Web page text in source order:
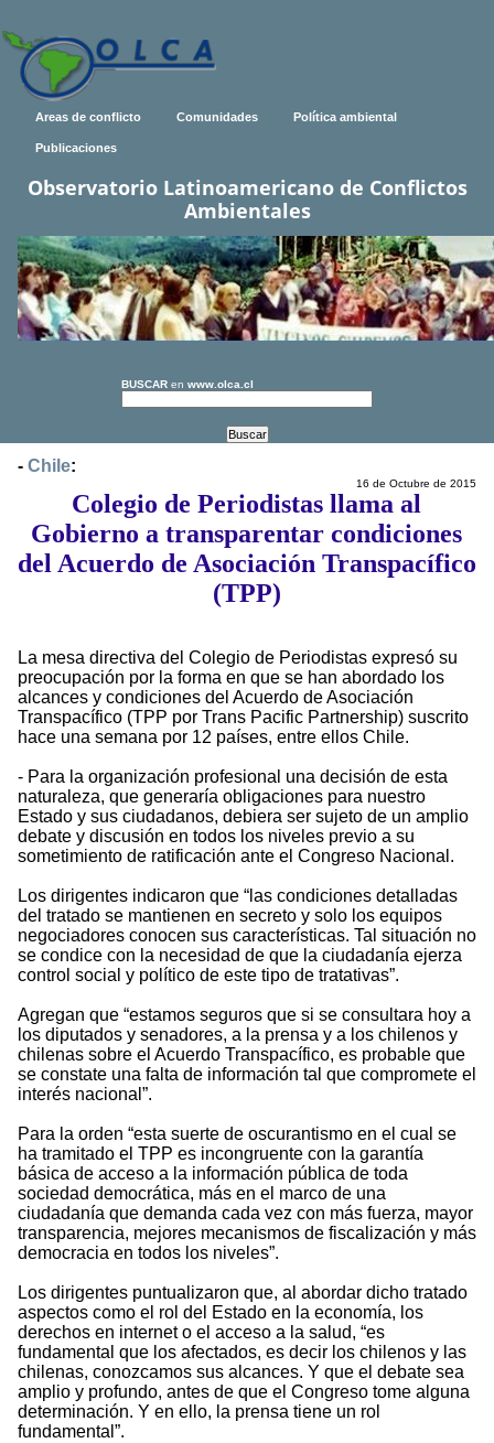
Areas de conflicto Comunidades Política ambiental
Publicaciones
Observatorio Latinoamericano de Conflictos
Ambientales
BUSCAR en www.olca.cl
- Chile:
16 de Octubre de 2015
Colegio de Periodistas llama al
Gobierno a transparentar condiciones
del Acuerdo de Asociación Transpacífico
(TPP)
La mesa directiva del Colegio de Periodistas expresó su
preocupación por la forma en que se han abordado los
alcances y condiciones del Acuerdo de Asociación
Transpacífico (TPP por Trans Pacific Partnership) suscrito
hace una semana por 12 países, entre ellos Chile.
- Para la organización profesional una decisión de esta
naturaleza, que generaría obligaciones para nuestro
Estado y sus ciudadanos, debiera ser sujeto de un amplio
debate y discusión en todos los niveles previo a su
sometimiento de ratificación ante el Congreso Nacional.
Los dirigentes indicaron que “las condiciones detalladas
del tratado se mantienen en secreto y solo los equipos
negociadores conocen sus características. Tal situación no
se condice con la necesidad de que la ciudadanía ejerza
control social y político de este tipo de tratativas”.
Agregan que “estamos seguros que si se consultara hoy a
los diputados y senadores, a la prensa y a los chilenos y
chilenas sobre el Acuerdo Transpacífico, es probable que
se constate una falta de información tal que compromete el
interés nacional”.
Para la orden “esta suerte de oscurantismo en el cual se
ha tramitado el TPP es incongruente con la garantía
básica de acceso a la información pública de toda
sociedad democrática, más en el marco de una
ciudadanía que demanda cada vez con más fuerza, mayor
transparencia, mejores mecanismos de fiscalización y más
democracia en todos los niveles”.
Los dirigentes puntualizaron que, al abordar dicho tratado
aspectos como el rol del Estado en la economía, los
derechos en internet o el acceso a la salud, “es
fundamental que los afectados, es decir los chilenos y las
chilenas, conozcamos sus alcances. Y que el debate sea
amplio y profundo, antes de que el Congreso tome alguna
determinación. Y en ello, la prensa tiene un rol
fundamental”.